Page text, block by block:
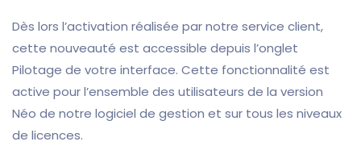
Dès lors l’activation réalisée par notre service client,
cette nouveauté est accessible depuis l’onglet
Pilotage de votre interface. Cette fonctionnalité est
active pour l’ensemble des utilisateurs de la version
Néo de notre logiciel de gestion et sur tous les niveaux
de licences.